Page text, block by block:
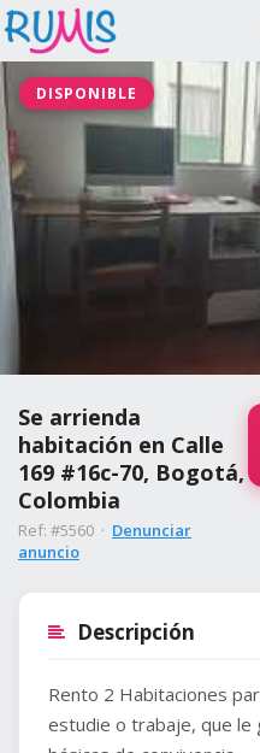
DISPONIBLE
Se arrienda
habitación en Calle
169 #16c-70, Bogotá,
Colombia
Ref: #5560 · Denunciar
anuncio
Descripción
Rento 2 Habitaciones
estudie o trabaje, que le